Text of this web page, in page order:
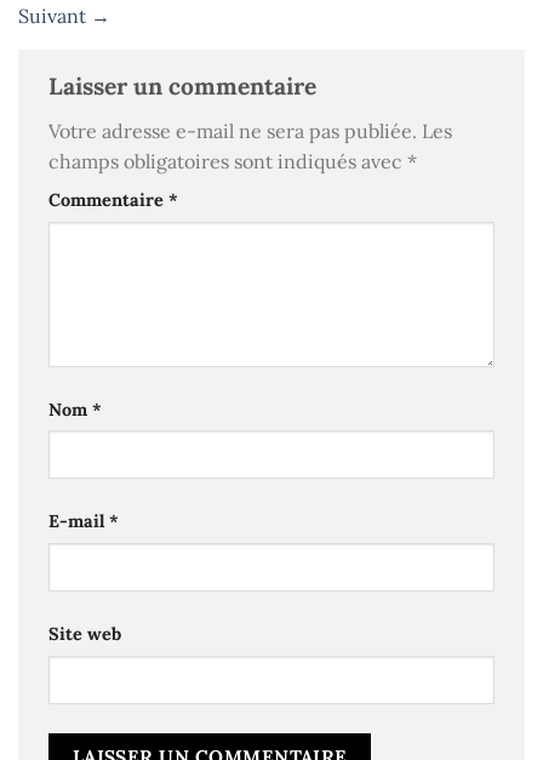
Suivant →
Laisser un commentaire
Votre adresse e-mail ne sera pas publiée. Les
champs obligatoires sont indiqués avec *
Commentaire *
Nom *
E-mail*
Site web